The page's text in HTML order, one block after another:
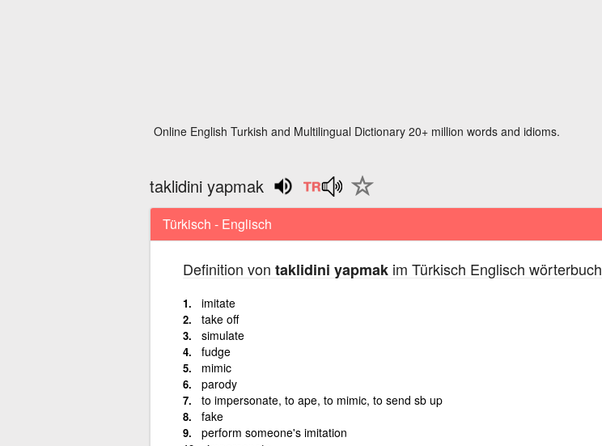
Online English Turkish and Multilingual Dictionary 20+ million words and idioms.
taklidini yapmak
Türkisch - Englisch
Definition von taklidini yapmakim Türkisch Englisch wörterbuch
imitate
take off
simulate
fudge
mimic
parody
to impersonate, to ape, to mimic, to send sb up
fake
perform someone's imitation